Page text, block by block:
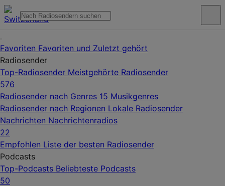
Favoriten Favoriten und Zuletzt gehört
Radiosender
Top-Radiosender Meistgehörte Radiosender
576
Radiosender nach Genres 15 Musikgenres
Radiosender nach Regionen Lokale Radiosender
Nachrichten Nachrichtenradios
22
Empfohlen Liste der besten Radiosender
Podcasts
Top-Podcasts Beliebteste Podcasts
50